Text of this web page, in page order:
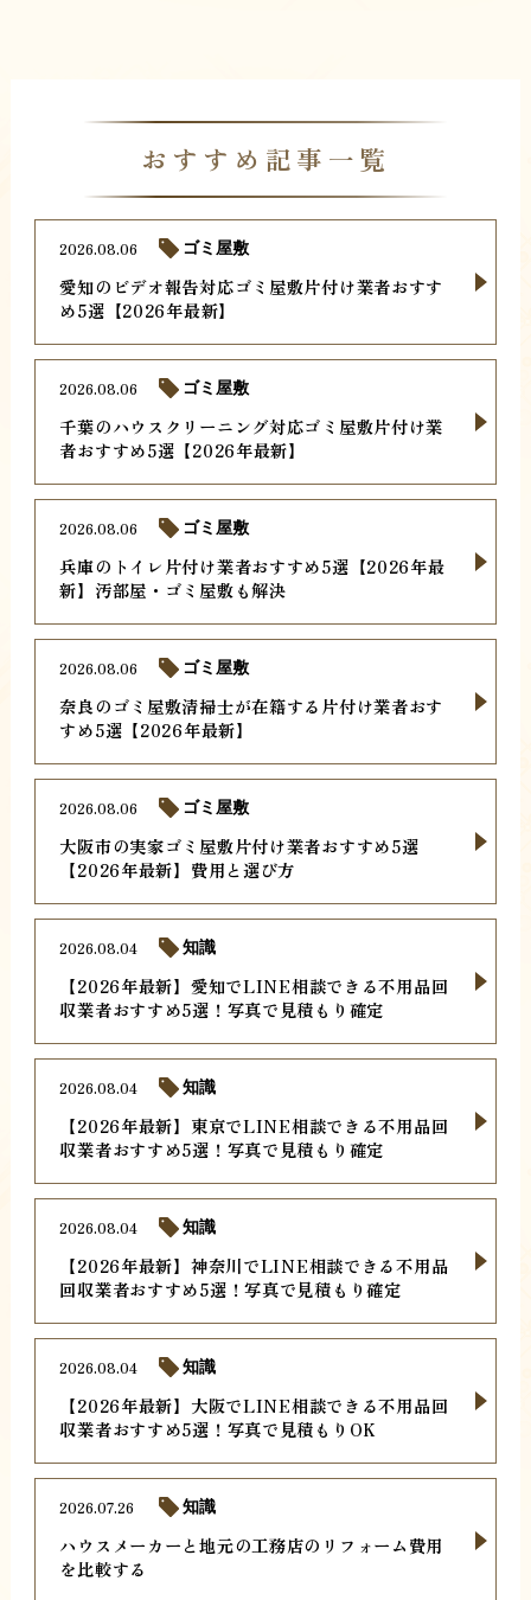
おすすめ記事一覧
愛知のビデオ報告対応ゴミ屋敷片付け業者おすす
め5選【2026年最新】
2026.08.06 ゴミ屋敷
千葉のハウスクリーニング対応ゴミ屋敷片付け業
者おすすめ5選【2026年最新】
2026.08.06 ゴミ屋敷
兵庫のトイレ片付け業者おすすめ5選【2026年最
新】汚部屋・ゴミ屋敷も解決
2026.08.06 ゴミ屋敷
奈良のゴミ屋敷清掃士が在籍する片付け業者おす
すめ5選【2026年最新】
2026.08.06 ゴミ屋敷
大阪市の実家ゴミ屋敷片付け業者おすすめ5選
【2026年最新】費用と選び方
2026.08.06 ゴミ屋敷
【2026年最新】愛知でLINE相談できる不用品回
収業者おすすめ5選！写真で見積もり確定
2026.08.04 知識
【2026年最新】東京でLINE相談できる不用品回
収業者おすすめ5選！写真で見積もり確定
2026.08.04 知識
【2026年最新】神奈川でLINE相談できる不用品
回収業者おすすめ5選！写真で見積もり確定
2026.08.04 知識
【2026年最新】大阪でLINE相談できる不用品回
収業者おすすめ5選！写真で見積もりOK
2026.08.04 知識
ハウスメーカーと地元の工務店のリフォーム費用
を比較する
2026.07.26 知識